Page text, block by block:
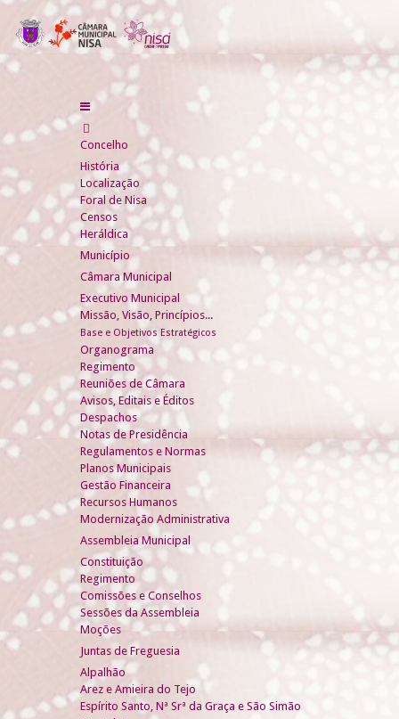
Concelho
História
Localização
Foral de Nisa
Censos
Heráldica
Município
Câmara Municipal
Executivo Municipal
Missão, Visão, Princípios...
Base e Objetivos Estratégicos
Organograma
Regimento
Reuniões de Câmara
Avisos, Editais e Éditos
Despachos
Notas de Presidência
Regulamentos e Normas
Planos Municipais
Gestão Financeira
Recursos Humanos
Modernização Administrativa
Assembleia Municipal
Constituição
Regimento
Comissões e Conselhos
Sessões da Assembleia
Moções
Juntas de Freguesia
Alpalhão
Arez e Amieira do Tejo
Espírito Santo, Nª Srª da Graça e São Simão